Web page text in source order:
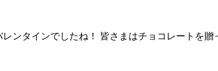
レンタインでしたね！ 皆さまはチョコレートを贈